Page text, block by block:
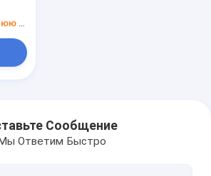
Сообщение
Ответим Быстро